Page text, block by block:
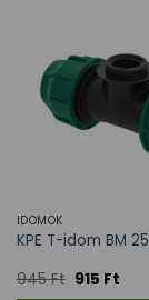
IDOMOK
KPE T-idom BM
945Ft 915 Ft